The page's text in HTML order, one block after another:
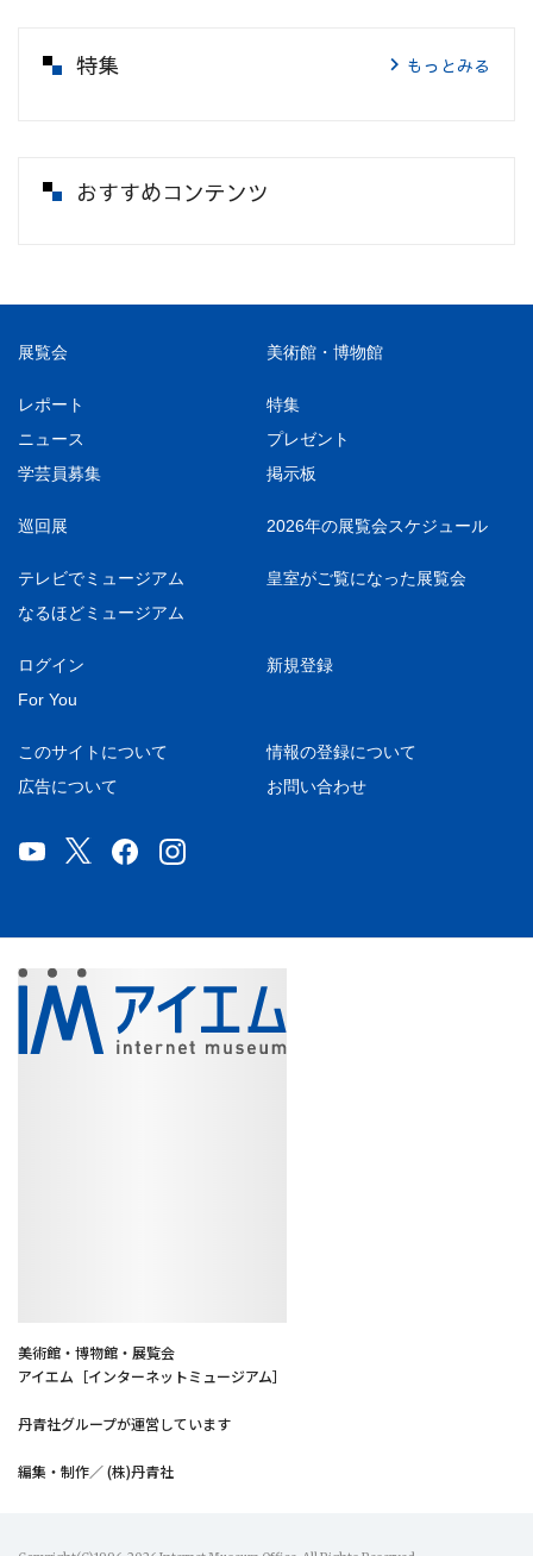
特集 もっとみる
おすすめコンテンツ
展覧会 美術館・博物館
レポート
特集
ニュース
プレゼント
学芸員募集
掲示板
巡回展 2026年の展覧会スケジュール
テレビでミュージアム
皇室がご覧になった展覧会
なるほどミュージアム
ログイン
新規登録
For You
このサイトについて
情報の登録について
広告について
お問い合わせ
美術館・博物館・展覧会
アイエム［インターネットミュージアム］
丹青社グループが運営しています
編集・制作／ (株)丹青社